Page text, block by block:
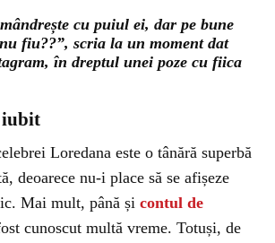
cu puiul ei, dar pe bune
fiu??”, scria la un moment dat
în dreptul unei poze cu fiica
iubit
Loredana este o tânără superbă
deoarece nu-i place să se afișeze
Mai mult, până și contul de
cunoscut multă vreme. Totuși, de